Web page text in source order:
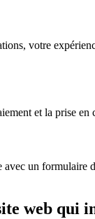
votre
et la prise
un
web qui